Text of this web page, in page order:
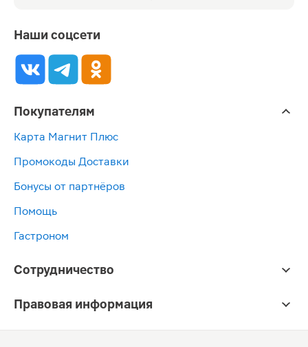
Наши соцсети
Покупателям
Карта Магнит Плюс
Промокоды Доставки
Бонусы от партнёров
Помощь
Гастроном
Сотрудничество
Правовая информация